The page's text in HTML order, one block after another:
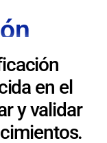
en el
y validar